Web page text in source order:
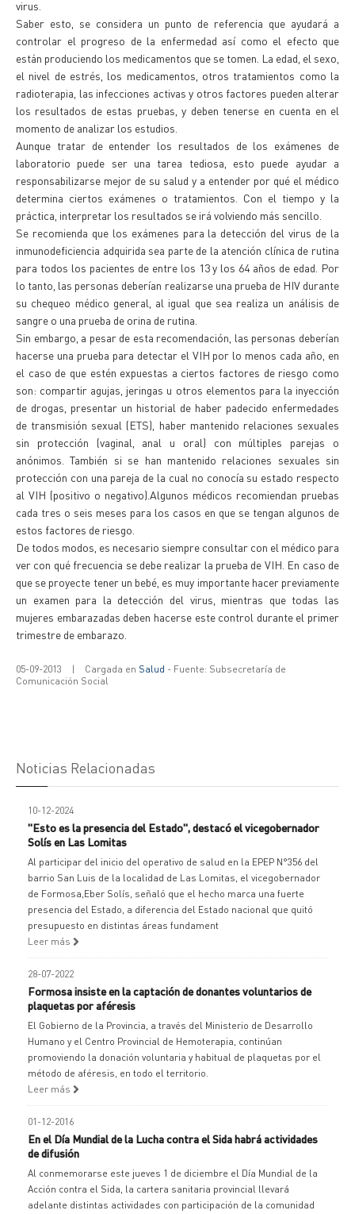
virus.
Saber esto, se considera un punto de referencia que ayudará a
controlar el progreso de la enfermedad así como el efecto que
están produciendo los medicamentos que se tomen. La edad, el sexo,
el nivel de estrés, los medicamentos, otros tratamientos como la
radioterapia, las infecciones activas y otros factores pueden alterar
los resultados de estas pruebas, y deben tenerse en cuenta en el
momento de analizar los estudios.
Aunque tratar de entender los resultados de los exámenes de
laboratorio puede ser una tarea tediosa, esto puede ayudar a
responsabilizarse mejor de su salud y a entender por qué el médico
determina ciertos exámenes o tratamientos. Con el tiempo y la
práctica, interpretar los resultados se irá volviendo más sencillo.
Se recomienda que los exámenes para la detección del virus de la
inmunodeficiencia adquirida sea parte de la atención clínica de rutina
para todos los pacientes de entre los 13 y los 64 años de edad. Por
lo tanto, las personas deberían realizarse una prueba de HIV durante
su chequeo médico general, al igual que sea realiza un análisis de
sangre o una prueba de orina de rutina.
Sin embargo, a pesar de esta recomendación, las personas deberían
hacerse una prueba para detectar el VIH por lo menos cada año, en
el caso de que estén expuestas a ciertos factores de riesgo como
son: compartir agujas, jeringas u otros elementos para la inyección
de drogas, presentar un historial de haber padecido enfermedades
de transmisión sexual (ETS), haber mantenido relaciones sexuales
sin protección (vaginal, anal u oral) con múltiples parejas o
anónimos. También si se han mantenido relaciones sexuales sin
protección con una pareja de la cual no conocía su estado respecto
al VIH (positivo o negativo).Algunos médicos recomiendan pruebas
cada tres o seis meses para los casos en que se tengan algunos de
estos factores de riesgo.
De todos modos, es necesario siempre consultar con el médico para
ver con qué frecuencia se debe realizar la prueba de VIH. En caso de
que se proyecte tener un bebé, es muy importante hacer previamente
un examen para la detección del virus, mientras que todas las
mujeres embarazadas deben hacerse este control durante el primer
trimestre de embarazo.
05-09-2013 | Cargada en Salud - Fuente: Subsecretaría de
Comunicación Social
Noticias Relacionadas
10-12-2024
"Esto es la presencia del Estado", destacó el vicegobernador
Solís en Las Lomitas
Al participar del inicio del operativo de salud en la EPEP N°356 del
barrio San Luis de la localidad de Las Lomitas, el vicegobernador
de Formosa,Eber Solís, señaló que el hecho marca una fuerte
presencia del Estado, a diferencia del Estado nacional que quitó
presupuesto en distintas áreas fundament
Leer más
28-07-2022
Formosa insiste en la captación de donantes voluntarios de
plaquetas por aféresis
El Gobierno de la Provincia, a través del Ministerio de Desarrollo
Humano y el Centro Provincial de Hemoterapia, continúan
promoviendo la donación voluntaria y habitual de plaquetas por el
método de aféresis, en todo el territorio.
Leer más
01-12-2016
En el Día Mundial de la Lucha contra el Sida habrá actividades
de difusión
Al conmemorarse este jueves 1 de diciembre el Día Mundial de la
Acción contra el Sida, la cartera sanitaria provincial llevará
adelante distintas actividades con participación de la comunidad